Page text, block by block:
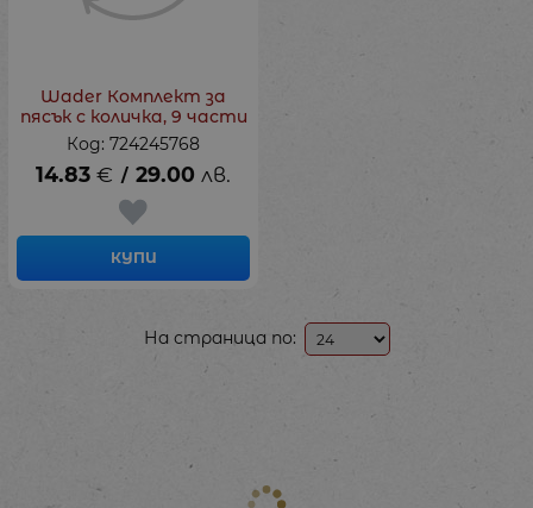
Wader Комплект за
пясък с количка, 9 части
Код: 724245768
14.83 € / 29.00 лв.
КУПИ
На страница по: